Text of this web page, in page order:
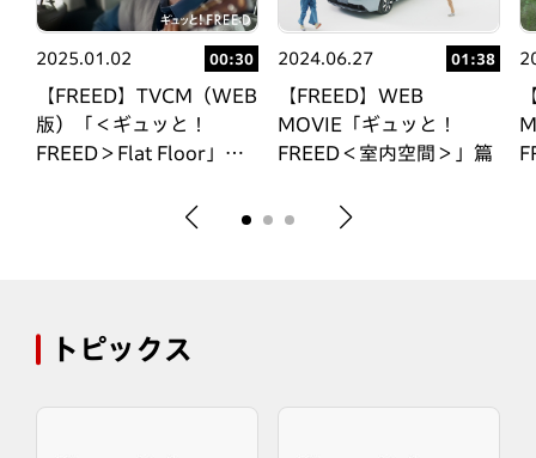
2025.01.02 00:30
【FREED】TVCM（WEB
版）「＜ギュッと！
FREED＞Flat Floor」篇
カー・オブ・ザ・イヤー
2024.06.27 01:38
【FREED】WEB
MOVIE「ギュッと！
FREED＜室内空間＞」篇
トピックス